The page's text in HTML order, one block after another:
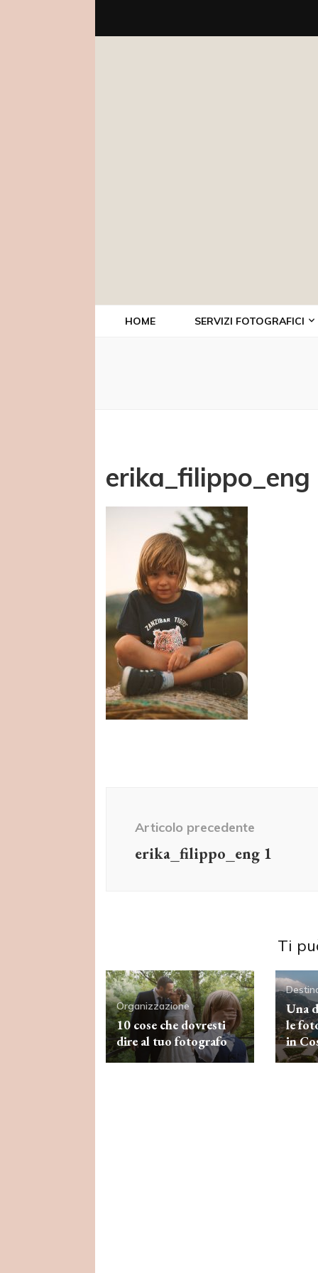
HOME SERVIZI FOTOGRAFICI
erika_filippo_eng
articolo
Articolo precedente
erika_filippo_eng 1
Ti
Organizzazione
10 cose che dovresti
dire al tuo fotografo
Una
le
in